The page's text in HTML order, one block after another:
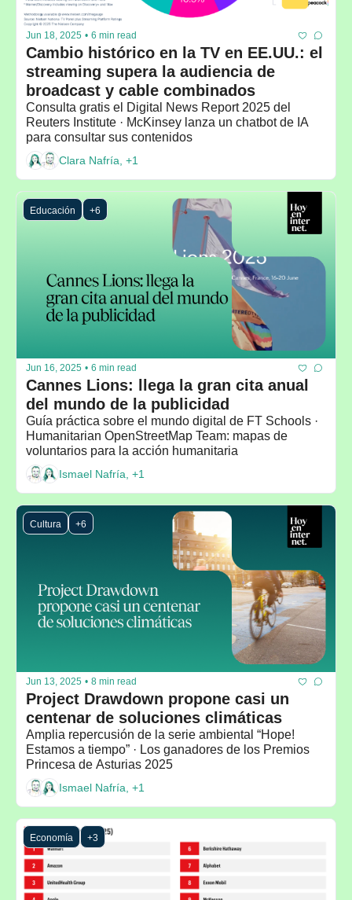
Jun 18, 2025 • 6 min read
Cambio histórico en la TV en EE.UU.: el
streaming supera la audiencia de
broadcast y cable combinados
Consulta gratis el Digital News Report 2025 del
Reuters Institute · McKinsey lanza un chatbot de IA
para consultar sus contenidos
Clara Nafría, +1
Educación +6
Jun 16, 2025 • 6 min read
Cannes Lions: llega la gran cita anual
del mundo de la publicidad
Guía práctica sobre el mundo digital de FT Schools ·
Humanitarian OpenStreetMap Team: mapas de
voluntarios para la acción humanitaria
Ismael Nafría, +1
Cultura +6
Jun 13, 2025 • 8 min read
Project Drawdown propone casi un
centenar de soluciones climáticas
Amplia repercusión de la serie ambiental “Hope!
Estamos a tiempo” · Los ganadores de los Premios
Princesa de Asturias 2025
Ismael Nafría, +1
Economía +3